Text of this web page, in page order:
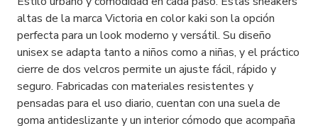
altas de la marca Victoria en color kaki son la opción
perfecta para un look moderno y versátil. Su diseño
unisex se adapta tanto a niños como a niñas, y el práctico
cierre de dos velcros permite un ajuste fácil, rápido y
seguro. Fabricadas con materiales resistentes y
pensadas para el uso diario, cuentan con una suela de
goma antideslizante y un interior cómodo que acompaña